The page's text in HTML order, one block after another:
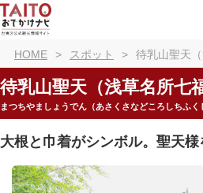
HOME スポット 待乳山聖天
待乳山聖天（浅草名所七
まつちやましょうでん（あさくさなどころしちふく
大根と巾着がシンボル。聖天